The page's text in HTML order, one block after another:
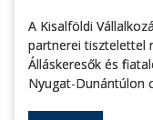
A Kisalföldi
partnerei tisztelettel
Álláskeresők és
Nyugat-Dunántúlon